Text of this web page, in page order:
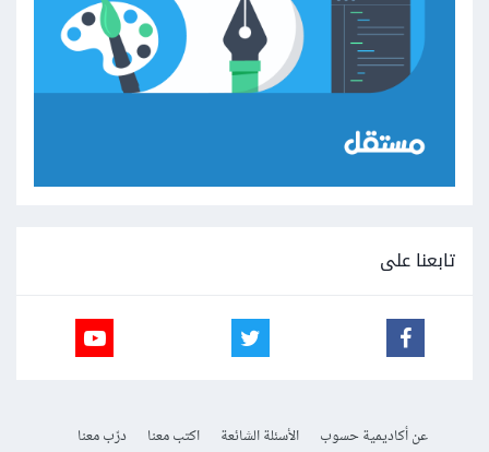
تابعنا على
عن أكاديمية حسوب الأسئلة الشائعة اكتب معنا
درّب معنا